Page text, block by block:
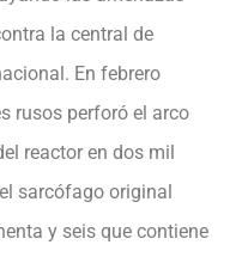
la central de
En febrero
rusos perforó el arco
reactor en dos mil
sarcófago original
y seis que contiene